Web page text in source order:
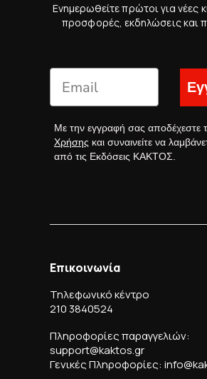
Ενημερωθείτε πρώτοι για νέες
προσφορές, εκδηλώσεις και
Με την εγγραφή σας αποδέχεστε
Χρήσης και συναινείτε να
από τις Εκδόσεις ΚΑΚΤΟΣ.
Επικοινωνία
Τηλεφωνικό κέντρο
210 3840524
Πληροφορίες παραγγελιών:
support@kaktos.gr
Γενικές Πληροφορίες: